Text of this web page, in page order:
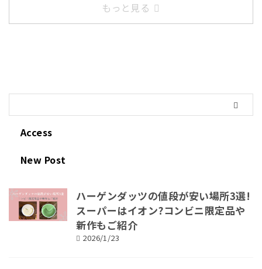
もっと見る
Access
New Post
ハーゲンダッツの値段が安い場所3選!
スーパーはイオン?コンビニ限定品や
新作もご紹介
2026/1/23